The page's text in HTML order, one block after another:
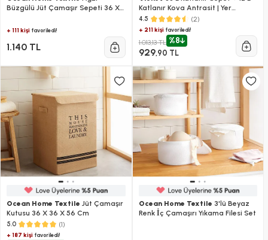
Büzgülü Jüt Çamaşır Sepeti 36 X
+ 111 kişi favoriledi!
1.140 TL
Katlanır Kova Antrasit | Yer
Kaplamayan Akordiyon Tasarım
4.5 (2)
+ 211 kişifavoriledi!
1.013,13 TL %8
929,90 TL
Ocean Home Textile Jüt Çamaşır
Kutusu 36 X 36 X 56 Cm
5.0 (1)
+ 187 kişi favoriledi!
Ocean Home Textile 3'lü Beyaz
Renk İç Çamaşırı Yıkama Filesi Set